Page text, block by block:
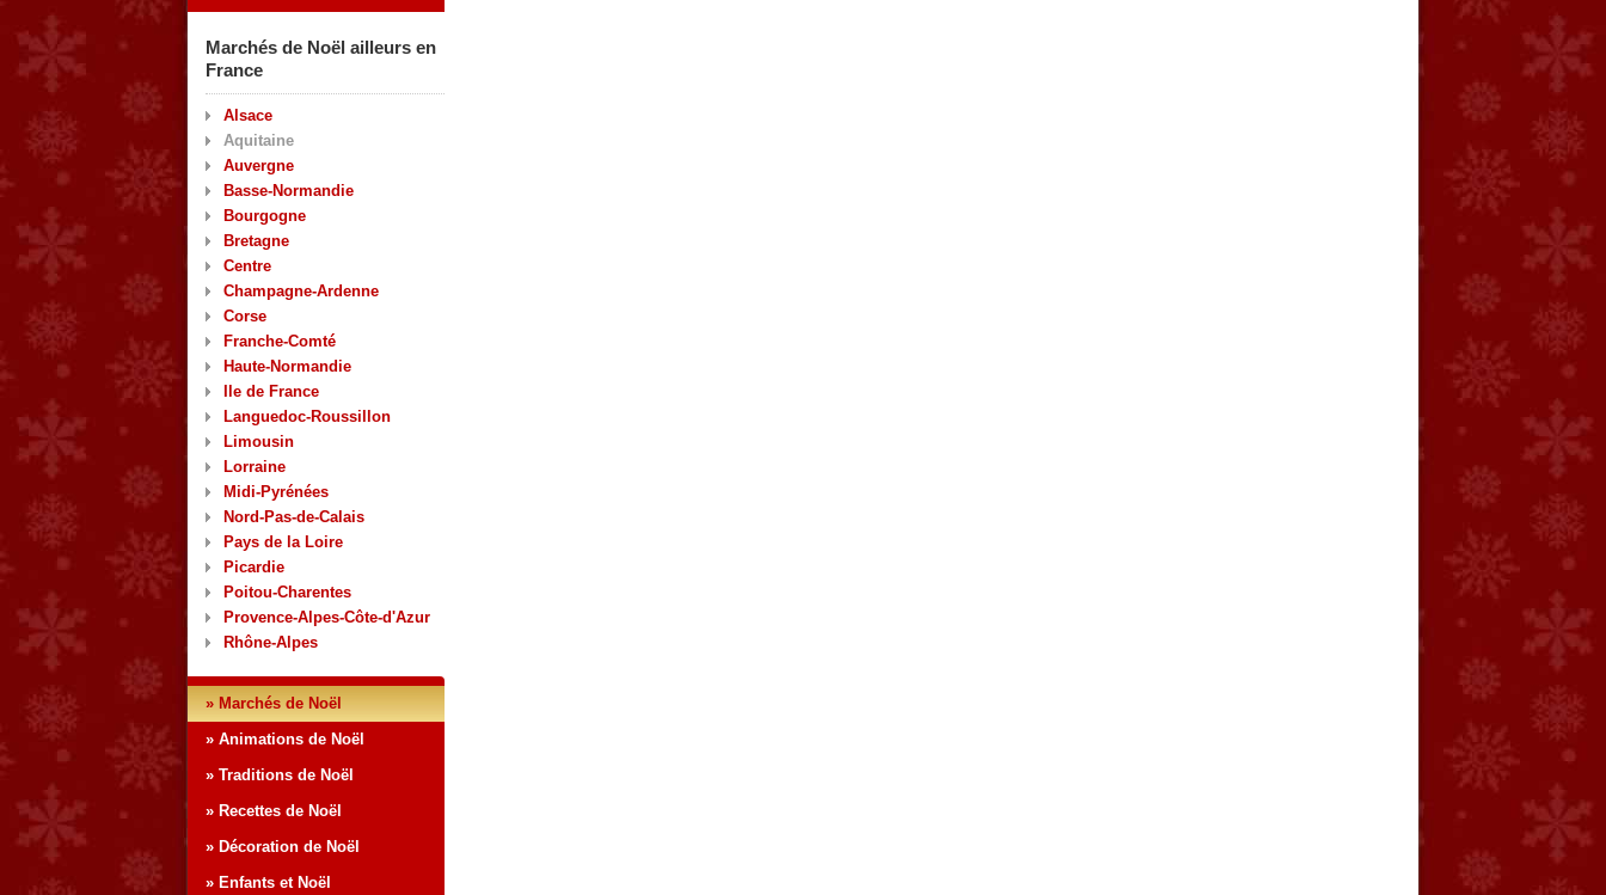
Marchés de Noël ailleurs en
France
Alsace
Aquitaine
Auvergne
Basse-Normandie
Bourgogne
Bretagne
Centre
Champagne-Ardenne
Corse
Franche-Comté
Haute-Normandie
Ile de France
Languedoc-Roussillon
Limousin
Lorraine
Midi-Pyrénées
Nord-Pas-de-Calais
Pays de la Loire
Picardie
Poitou-Charentes
Provence-Alpes-Côte-d'Azur
Rhône-Alpes
» Marchés de Noël
» Animations de Noël
» Traditions de Noël
» Recettes de Noël
» Décoration de Noël
» Enfants et Noël